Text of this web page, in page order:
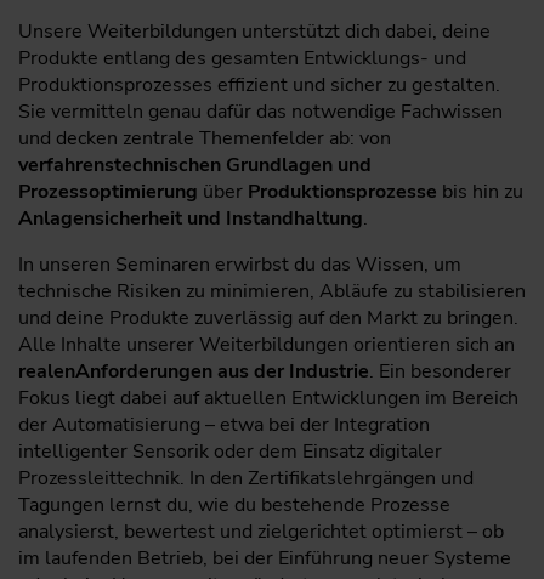
Unsere Weiterbildungen unterstützt dich dabei, deine
Produkte entlang des gesamten Entwicklungs- und
Produktionsprozesses effizient und sicher zu gestalten.
Sie vermitteln genau dafür das notwendige Fachwissen
und decken zentrale Themenfelder ab: von
verfahrenstechnischen Grundlagen und
Prozessoptimierung über Produktionsprozesse bis hin zu
Anlagensicherheit und Instandhaltung.
In unseren Seminaren erwirbst du das Wissen, um
technische Risiken zu minimieren, Abläufe zu stabilisieren
und deine Produkte zuverlässig auf den Markt zu bringen.
Alle Inhalte unserer Weiterbildungen orientieren sich an
realenAnforderungen aus der Industrie. Ein besonderer
Fokus liegt dabei auf aktuellen Entwicklungen im Bereich
der Automatisierung – etwa bei der Integration
intelligenter Sensorik oder dem Einsatz digitaler
Prozessleittechnik. In den Zertifikatslehrgängen und
Tagungen lernst du, wie du bestehende Prozesse
analysierst, bewertest und zielgerichtet optimierst – ob
im laufenden Betrieb, bei der Einführung neuer Systeme